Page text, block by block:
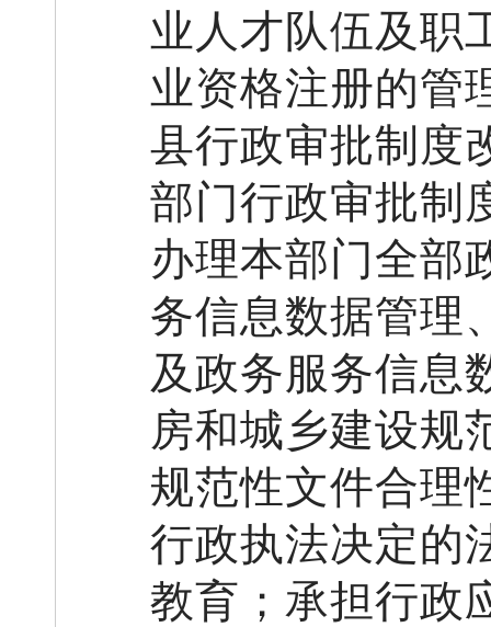
业人才队伍及职
业资格注册的管
县行政审批制度
部门行政审批制
办理本部门全部
务信息数据管理
及政务服务信息
房和城乡建设规
规范性文件合理
行政执法决定的
教育 ； 承担行政